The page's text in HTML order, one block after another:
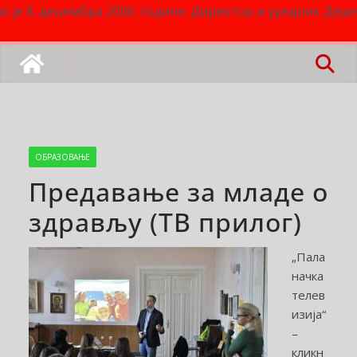
је 8. децембра 2006. године. Директор и уредник
ОБРАЗОВАЊЕ
Предавање за младе о
здрављу (ТВ прилог)
„Пала
начка
телев
изија“
–
кликн